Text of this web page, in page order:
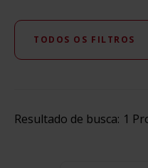
TODOS OS FILTROS
Resultado de busca: 1